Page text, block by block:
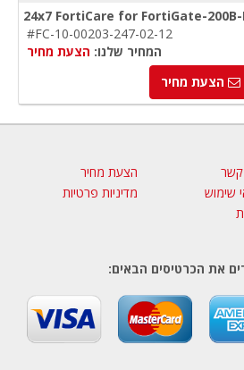
24x7 FortiCare for FortiGate-200B-
#FC-10-00203-247-02-12
המחיר שלנו: הצעת מחיר
הצעת מחיר
קשר
הצעת מחיר
שימוש
מדיניות פרטיות
את הכרטיסים הבאים: